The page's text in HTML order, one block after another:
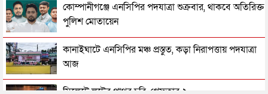
কোম্পানীগঞ্জে এনসিপির পদযাত্রা শুক্রবার, থাকবে অতিরিক্ত
পুলিশ মোতায়েন
কানাইঘাটে এনসিপির মঞ্চ প্রস্তুত, কড়া নিরাপত্তায় পদযাত্রা
আজ